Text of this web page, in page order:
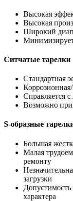
Высокая
Высокая
Широкий
Ситчатые тарелки
Стандартная
Справляется
Возможно
S-образные
Большая
Малая
ремонту
загрузки
характера